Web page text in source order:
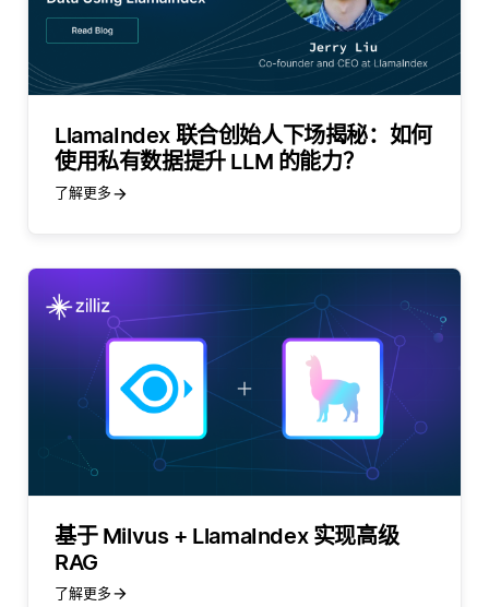
LlamaIndex 联合创始人下场揭秘：如何
使用私有数据提升 LLM 的能力？
了解更多
基于 Milvus + LlamaIndex 实现高级
RAG
了解更多